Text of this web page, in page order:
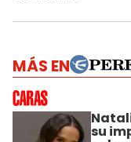
MÁS EN
su